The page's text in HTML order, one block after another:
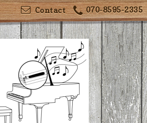
070-8595-2335
Contact